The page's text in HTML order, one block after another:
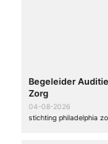
Begeleider
Zorg
04-08-2026
stichting philadelphia